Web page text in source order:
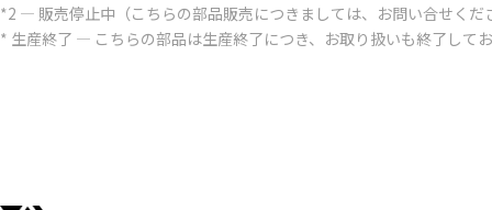
*2 ― 販売停止中（こちらの部品販売につきましては、お問い合せくだ
* 生産終了 ― こちらの部品は生産終了につき、お取り扱いも終了して